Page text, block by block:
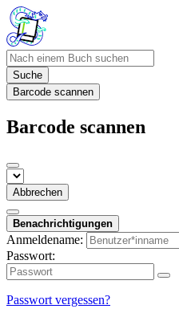
Suche
Barcode scannen
Barcode scannen
Abbrechen
Benachrichtigungen
Anmeldename:
Passwort:
Passwort vergessen?